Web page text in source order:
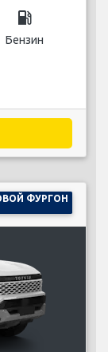
local_gas_station
Бензин
ФУРГОН